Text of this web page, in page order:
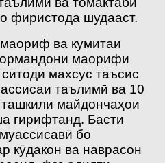
фиристода шудааст.
ва кумитаи
маорифи
махсус таъсис
таълимӣ ва 10
майдончаҳои
гирифтанд. Басти
бо
кӯдакон ва наврасон